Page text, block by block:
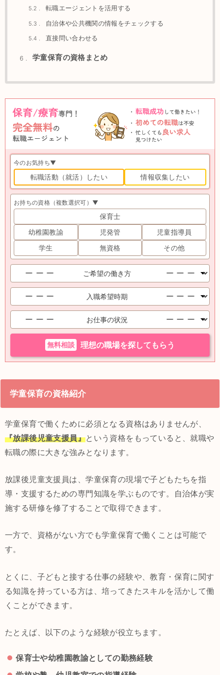
5.2 転職エージェントを活用する
5.3 自治体や公共機関の情報をチェックする
5.4 直接問い合わせる
6 学童保育の資格まとめ
今のお気持ち▼
転職活動（就活）したい 情報収集したい
お持ちの資格（複数選択可）▼
保育士
幼稚園教諭
児発管
児童指導員
学生
無資格 その他
無料相談 理想の職場を探してもらう
学童保育の資格紹介
学童保育で働くために必須となる資格はありませんが、
『放課後児童支援員』という資格をもっていると、就職や
転職の際に大きな強みとなります。
放課後児童支援員は、学童保育の現場で子どもたちを指
導・支援するための専門知識を学ぶものです。自治体が実
施する研修を修了することで取得できます。
一方で、資格がない方でも学童保育で働くことは可能で
す。
とくに、子どもと接する仕事の経験や、教育・保育に関す
る知識を持っている方は、培ってきたスキルを活かして働
くことができます。
たとえば、以下のような経験が役立ちます。
保育士や幼稚園教諭としての勤務経験